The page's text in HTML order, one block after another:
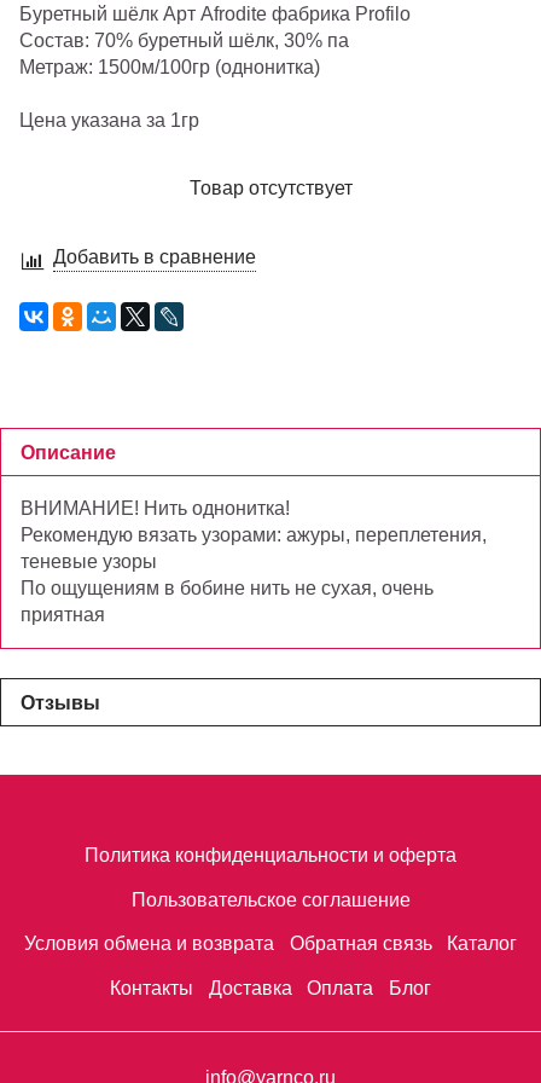
Буретный шёлк Арт Afrodite фабрика Profilo
Состав: 70% буретный шёлк, 30% па
Метраж: 1500м/100гр (однонитка)
Цена указана за 1гр
Товар отсутствует
Добавить в сравнение
Описание
ВНИМАНИЕ! Нить однонитка!
Рекомендую вязать узорами: ажуры, переплетения,
теневые узоры
По ощущениям в бобине нить не сухая, очень
приятная
Отзывы
Политика конфиденциальности и оферта
Пользовательское соглашение
Условия обмена и возврата Обратная связь Каталог
Контакты Доставка Оплата Блог
info@yarnco.ru